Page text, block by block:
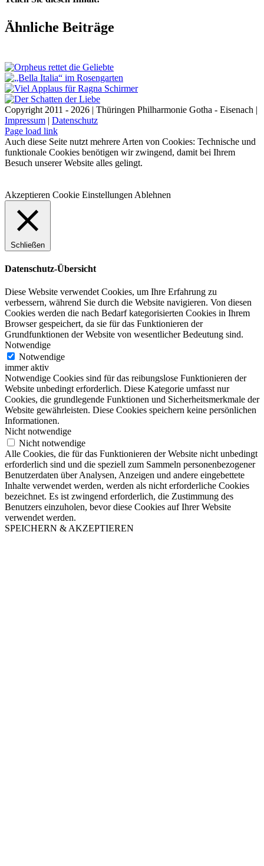
Facebook
X
LinkedIn
E-
Mail
Ähnliche Beiträge
Copyright 2011 - 2026 | Thüringen Philharmonie Gotha - Eisenach |
Impressum | Datenschutz
Facebook
Instagram
WhatsApp
YouTube
E-
Mail
Telefon
Page load link
Auch diese Seite nutzt mehrere Arten von Cookies: Technische und
funktionale Cookies benötigen wir zwingend, damit bei Ihrem
Besuch unserer Website alles gelingt.
Akzeptieren Cookie Einstellungen Ablehnen
Schließen
Datenschutz-Übersicht
Diese Website verwendet Cookies, um Ihre Erfahrung zu
verbessern, während Sie durch die Website navigieren. Von diesen
Cookies werden die nach Bedarf kategorisierten Cookies in Ihrem
Browser gespeichert, da sie für das Funktionieren der
Grundfunktionen der Website von wesentlicher Bedeutung sind.
Notwendige
Notwendige
immer aktiv
Notwendige Cookies sind für das reibungslose Funktionieren der
Website unbedingt erforderlich. Diese Kategorie umfasst nur
Cookies, die grundlegende Funktionen und Sicherheitsmerkmale der
Website gewährleisten. Diese Cookies speichern keine persönlichen
Informationen.
Nicht notwendige
Nicht notwendige
Alle Cookies, die für das Funktionieren der Website nicht unbedingt
erforderlich sind und die speziell zum Sammeln personenbezogener
Benutzerdaten über Analysen, Anzeigen und andere eingebettete
Inhalte verwendet werden, werden als nicht erforderliche Cookies
bezeichnet. Es ist zwingend erforderlich, die Zustimmung des
Benutzers einzuholen, bevor diese Cookies auf Ihrer Website
verwendet werden.
SPEICHERN & AKZEPTIEREN